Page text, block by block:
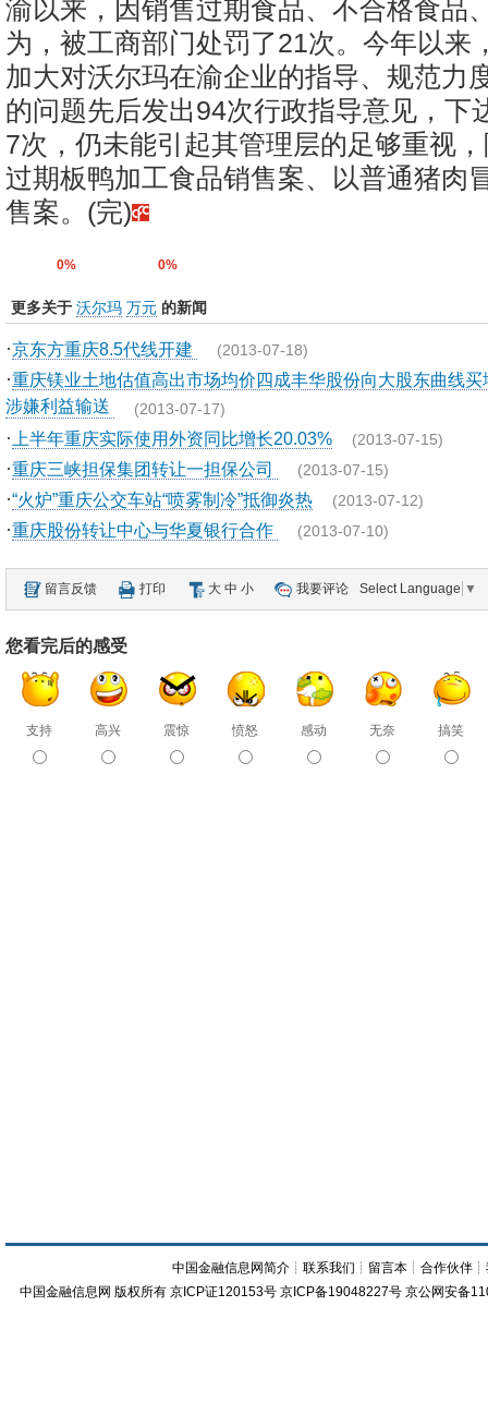
渝以来，因销售过期食品、不合格食品
为，被工商部门处罚了21次。今年以来
加大对沃尔玛在渝企业的指导、规范力
的问题先后发出94次行政指导意见，下
7次，仍未能引起其管理层的足够重视
过期板鸭加工食品销售案、以普通猪肉
售案。(完)
0% 0%
更多关于 沃尔玛 万元 的新闻
·京东方重庆8.5代线开建 (2013-07-18)
·重庆镁业土地估值高出市场均价四成丰华股份向大股东曲线买
涉嫌利益输送 (2013-07-17)
· 上半年重庆实际使用外资同比增长20.03% (2013-07-15)
·重庆三峡担保集团转让一担保公司 (2013-07-15)
·“火炉”重庆公交车站“喷雾制冷”抵御炎热 (2013-07-12)
·重庆股份转让中心与华夏银行合作 (2013-07-10)
留言反馈 打印 大 中 小 我要评论 Select Language ▼
您看完后的感受
支持 高兴 震惊 愤怒 感动 无奈 搞笑
中国金融信息网简介 ┊联系我们 ┊ 留言本 ┊合作伙伴 ┊
中国金融信息网 版权所有 京ICP证120153号 京ICP备19048227号 京公网安备